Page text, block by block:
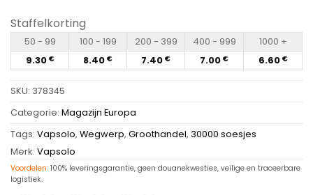
Staffelkorting
50 - 99 100 - 199 200 - 399 400 - 999
1000 +
9.30 € 8.40 € 7.40 € 7.00 € 6.60 €
SKU: 378345
Categorie: Magazijn Europa
Tags: Vapsolo, Wegwerp, Groothandel, 30000 soesjes
Merk: Vapsolo
Voordelen: 100% leveringsgarantie, geen douanekwesties, veilige en traceerbare
logistiek.